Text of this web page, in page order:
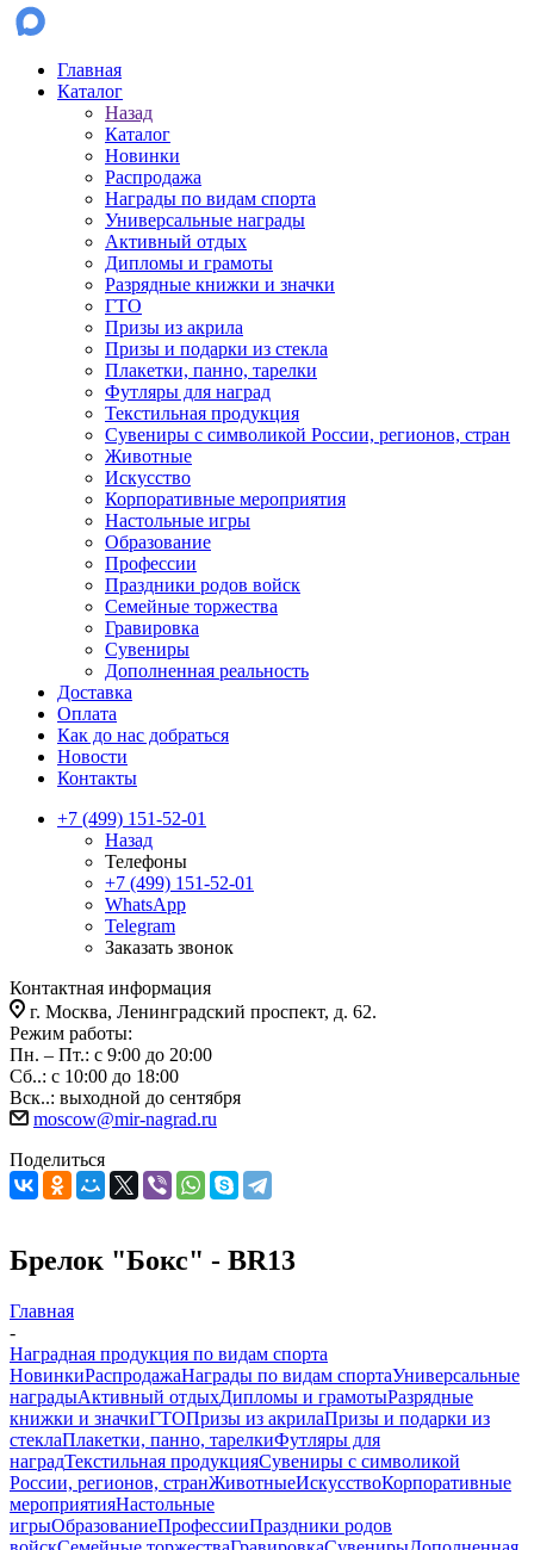
Главная
Каталог
Назад
Каталог
Новинки
Распродажа
Награды по видам спорта
Универсальные награды
Активный отдых
Дипломы и грамоты
Разрядные книжки и значки
ГТО
Призы из акрила
Призы и подарки из стекла
Плакетки, панно, тарелки
Футляры для наград
Текстильная продукция
Сувениры с символикой России, регионов, стран
Животные
Искусство
Корпоративные мероприятия
Настольные игры
Образование
Профессии
Праздники родов войск
Семейные торжества
Гравировка
Сувениры
Дополненная реальность
Доставка
Оплата
Как до нас добраться
Новости
Контакты
+7 (499) 151-52-01
Назад
Телефоны
+7 (499) 151-52-01
WhatsApp
Telegram
Заказать звонок
Контактная информация
г. Москва, Ленинградский проспект, д. 62.
Режим работы:
Пн. – Пт.: с 9:00 до 20:00
Сб..: с 10:00 до 18:00
Вск..: выходной до сентября
moscow@mir-nagrad.ru
Поделиться
Брелок "Бокс" - BR13
Главная
-
Наградная продукция по видам спорта
НовинкиРаспродажаНаграды по видам спортаУниверсальные
наградыАктивный отдыхДипломы и грамотыРазрядные
книжки и значкиГТОПризы из акрилаПризы и подарки из
стеклаПлакетки, панно, тарелкиФутляры для
наградТекстильная продукцияСувениры с символикой
России, регионов, странЖивотныеИскусствоКорпоративные
мероприятияНастольные
игрыОбразованиеПрофессииПраздники родов